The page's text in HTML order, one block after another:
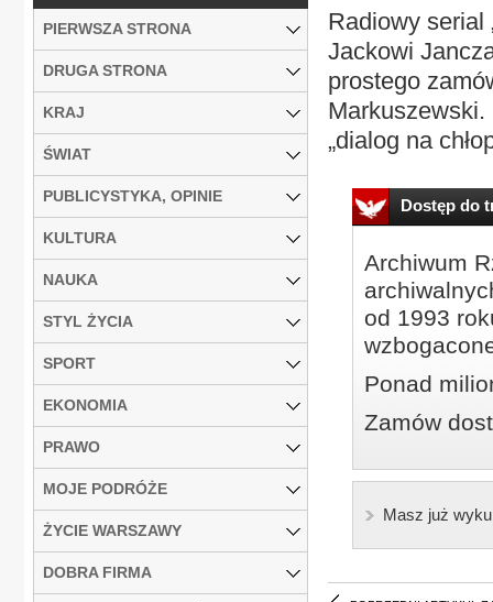
Radiowy serial
Jackowi
prostego
Markuszewski.
„dialog na
Dostęp do
Archiwum
od 1993
Ponad
Zamów
Masz już
PIERWSZA STRONA
DRUGA STRONA
KRAJ
ŚWIAT
PUBLICYSTYKA, OPINIE
KULTURA
NAUKA
STYL ŻYCIA
SPORT
EKONOMIA
PRAWO
MOJE PODRÓŻE
ŻYCIE WARSZAWY
DOBRA FIRMA